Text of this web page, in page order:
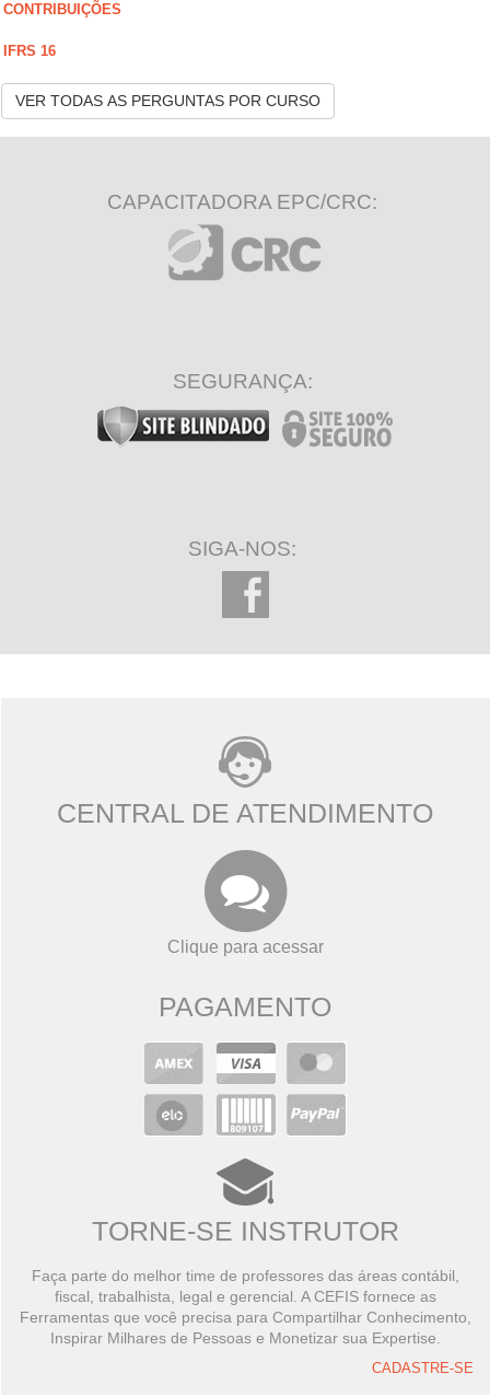
CONTRIBUIÇÕES
IFRS 16
VER TODAS AS PERGUNTAS POR CURSO
CAPACITADORA EPC/CRC:
SEGURANÇA:
SIGA-NOS:
CENTRAL DE ATENDIMENTO
Clique para acessar
PAGAMENTO
TORNE-SE INSTRUTOR
Faça parte do melhor time de professores das áreas contábil,
fiscal, trabalhista, legal e gerencial. A CEFIS fornece as
Ferramentas que você precisa para Compartilhar Conhecimento,
Inspirar Milhares de Pessoas e Monetizar sua Expertise.
CADASTRE-SE